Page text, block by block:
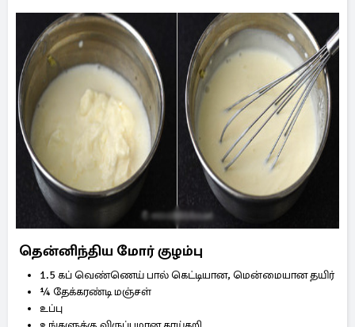
தென்னிந்திய மோர் குழம்பு
1.5 கப் வெண்ணெய் பால் கெட்டியான, மென்மையான தயிர்
¼ தேக்கரண்டி மஞ்சள்
உப்பு